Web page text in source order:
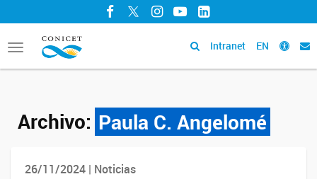
Facebook
TwitterInstagram
YouTubeLinkedIn
Toggle
navigation
Intranet EN
Archivo: Paula C. Angelomé
26/11/2024 | Noticias